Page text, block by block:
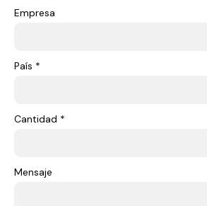
Empresa
País *
Cantidad *
Mensaje